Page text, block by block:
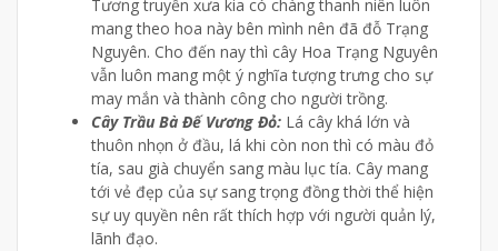
Tương truyền xưa kia có chàng thanh niên luôn
mang theo hoa này bên mình nên đã đỗ Trạng
Nguyên. Cho đến nay thì cây Hoa Trạng Nguyên
vẫn luôn mang một ý nghĩa tượng trưng cho sự
may mắn và thành công cho người trồng.
Cây Trầu Bà Đế Vương Đỏ: Lá cây khá lớn và
thuôn nhọn ở đầu, lá khi còn non thì có màu đỏ
tía, sau già chuyển sang màu lục tía. Cây mang
tới vẻ đẹp của sự sang trọng đồng thời thể hiện
sự uy quyền nên rất thích hợp với người quản lý,
lãnh đạo.